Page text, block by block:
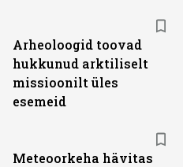
Arheoloogid toovad
hukkunud arktiliselt
missioonilt üles
esemeid
Meteoorkeha hävitas